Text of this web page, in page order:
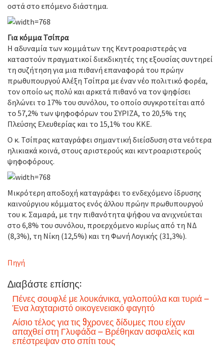
οστά στο επόμενο διάστημα.
Για κόμμα Τσίπρα
Η αδυναμία των κομμάτων της Κεντροαριστεράς να
καταστούν πραγματικοί διεκδικητές της εξουσίας συντηρεί
τη συζήτηση για μια πιθανή επαναφορά του πρώην
πρωθυπουργού Αλέξη Τσίπρα με έναν νέο πολιτικό φορέα,
τον οποίο ως πολύ και αρκετά πιθανό να τον ψηφίσει
δηλώνει το 17% του συνόλου, το οποίο συγκροτείται από
το 57,2% των ψηφοφόρων του ΣΥΡΙΖΑ, το 20,5% της
Πλεύσης Ελευθερίας και το 15,1% του ΚΚΕ.
Ο κ. Τσίπρας καταγράφει σημαντική διείσδυση στα νεότερα
ηλικιακά κοινά, στους αριστερούς και κεντροαριστερούς
ψηφοφόρους.
Μικρότερη αποδοχή καταγράφει το ενδεχόμενο ίδρυσης
καινούργιου κόμματος ενός άλλου πρώην πρωθυπουργού
του κ. Σαμαρά, με την πιθανότητα ψήφου να ανιχνεύεται
στο 6,8% του συνόλου, προερχόμενο κυρίως από τη ΝΔ
(8,3%), τη Νίκη (12,5%) και τη Φωνή Λογικής (31,3%).
Πηγή
Διαβάστε επίσης:
Πένες σουφλέ με λουκάνικα, γαλοπούλα και τυριά –
Ένα λαχταριστό οικογενειακό φαγητό
Αίσιο τέλος για τις 9χρονες δίδυμες που είχαν
απαχθεί στη Γλυφάδα – Βρέθηκαν ασφαλείς και
επέστρεψαν στο σπίτι τους